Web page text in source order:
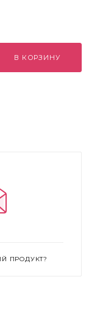
В КОРЗИНУ
ПРОДУКТ?